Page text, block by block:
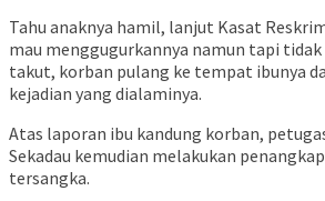
Tahu anaknya hamil, lanjut Kasat
mau menggugurkannya namun tapi tidak
takut, korban pulang ke tempat ibunya
kejadian yang dialaminya.
Atas laporan ibu kandung korban,
Sekadau kemudian melakukan
tersangka.